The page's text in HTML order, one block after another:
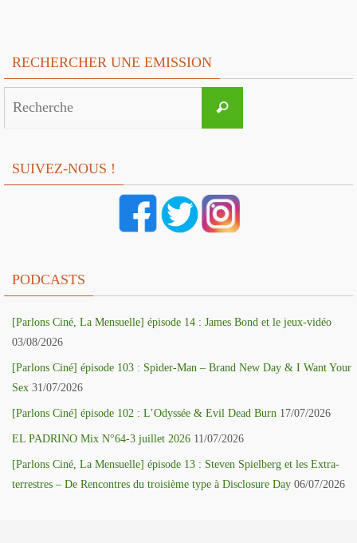
RECHERCHER UNE EMISSION
Recherche
SUIVEZ-NOUS !
PODCASTS
[Parlons Ciné, La Mensuelle] épisode 14 : James Bond et le jeux-vidéo
03/08/2026
[Parlons Ciné] épisode 103 : Spider-Man – Brand New Day & I Want Your
Sex 31/07/2026
[Parlons Ciné] épisode 102 : L’Odyssée & Evil Dead Burn 17/07/2026
EL PADRINO Mix N°64-3 juillet 2026 11/07/2026
[Parlons Ciné, La Mensuelle] épisode 13 : Steven Spielberg et les Extra-
terrestres – De Rencontres du troisième type à Disclosure Day 06/07/2026